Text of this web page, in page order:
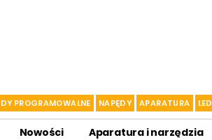
PROGRAMOWALNE NAPĘDY APARATURA LED
Nowości Aparatura i narzędzia